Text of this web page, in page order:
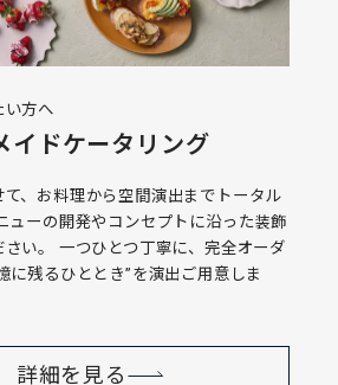
い方へ
イドケータリング
て、お料理から空間演出までトータル
ューの開発やコンセプトに沿った装飾
さい。 一つひとつ丁寧に、完全オーダ
に残るひととき”を演出ご用意しま
詳細を見る